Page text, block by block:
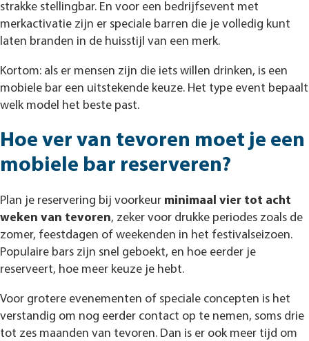
strakke stellingbar. En voor een bedrijfsevent met
merkactivatie zijn er speciale barren die je volledig kunt
laten branden in de huisstijl van een merk.
Kortom: als er mensen zijn die iets willen drinken, is een
mobiele bar een uitstekende keuze. Het type event bepaalt
welk model het beste past.
Hoe ver van tevoren moet je een
mobiele bar reserveren?
Plan je reservering bij voorkeur minimaal vier tot acht
weken van tevoren, zeker voor drukke periodes zoals de
zomer, feestdagen of weekenden in het festivalseizoen.
Populaire bars zijn snel geboekt, en hoe eerder je
reserveert, hoe meer keuze je hebt.
Voor grotere evenementen of speciale concepten is het
verstandig om nog eerder contact op te nemen, soms drie
tot zes maanden van tevoren. Dan is er ook meer tijd om